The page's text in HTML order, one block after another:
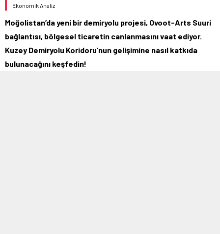
Ekonomik Analiz
Moğolistan’da yeni bir demiryolu projesi, Ovoot-Arts Suuri
bağlantısı, bölgesel ticaretin canlanmasını vaat ediyor.
Kuzey Demiryolu Koridoru’nun gelişimine nasıl katkıda
bulunacağını keşfedin!